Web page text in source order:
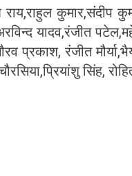
कुमार,संदीप
यादव,रंजीत
प्रकाश, रंजीत
सिंह,